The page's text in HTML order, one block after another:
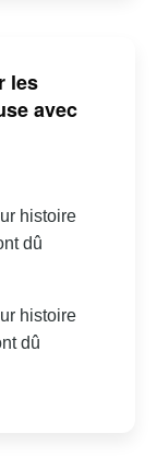
les
avec
histoire
dû
histoire
dû